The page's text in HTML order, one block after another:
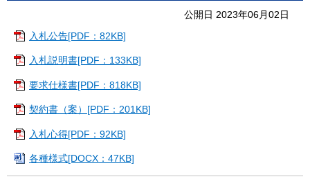
公開日 2023年06月02日
入札公告[PDF：82KB]
入札説明書[PDF：133KB]
要求仕様書[PDF：818KB]
契約書（案）[PDF：201KB]
入札心得[PDF：92KB]
各種様式[DOCX：47KB]